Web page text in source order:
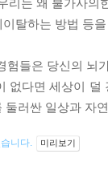
리는 왜 불가사
탈하는 방법 등
험들은 당신의
없다면 세상이
러싼 일상과 자
니다. 미리보기